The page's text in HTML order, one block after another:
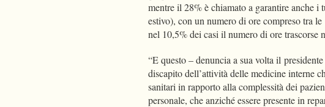
mentre il 28% è chiamato a garantire anche
estivo), con un numero di ore compreso tra
nel 10,5% dei casi il numero di ore trascorse
“E questo – denuncia a sua volta il
discapito dell’attività delle medicine interne
sanitari in rapporto alla complessità dei
personale, che anziché essere presente in